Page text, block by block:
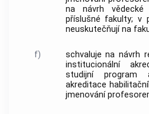
na návrh
příslušné fakulty; v
neuskutečňují na
f)
schvaluje na návrh
institucionální
studijní program
akreditace
jmenování